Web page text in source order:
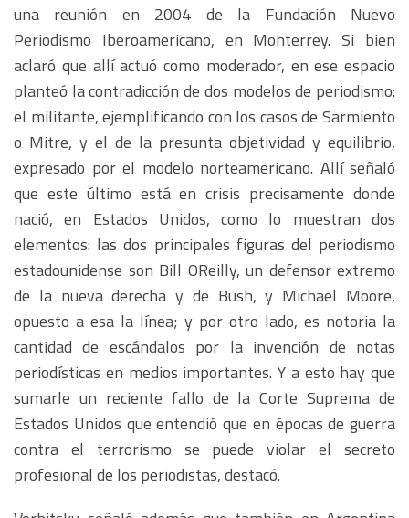
una reunión en 2004 de la Fundación Nuevo
Periodismo Iberoamericano, en Monterrey. Si bien
aclaró que allí actuó como moderador, en ese espacio
planteó la contradicción de dos modelos de periodismo:
el militante, ejemplificando con los casos de Sarmiento
o Mitre, y el de la presunta objetividad y equilibrio,
expresado por el modelo norteamericano. Allí señaló
que este último está en crisis precisamente donde
nació, en Estados Unidos, como lo muestran dos
elementos: las dos principales figuras del periodismo
estadounidense son Bill OReilly, un defensor extremo
de la nueva derecha y de Bush, y Michael Moore,
opuesto a esa la línea; y por otro lado, es notoria la
cantidad de escándalos por la invención de notas
periodísticas en medios importantes. Y a esto hay que
sumarle un reciente fallo de la Corte Suprema de
Estados Unidos que entendió que en épocas de guerra
contra el terrorismo se puede violar el secreto
profesional de los periodistas, destacó.